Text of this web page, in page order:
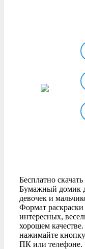
Бесплатно
Бумажный домик
девочек и
Формат
интересных,
хорошем
нажимайте
ПК или телефоне.